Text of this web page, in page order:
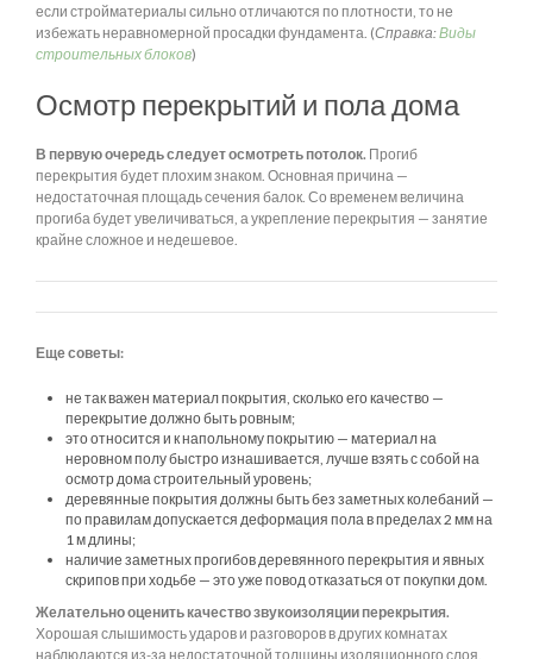
если стройматериалы сильно отличаются по плотности, то не
избежать неравномерной просадки фундамента. (Справка:Виды
строительных блоков)
Осмотр перекрытий и пола дома
В первую очередь следует осмотреть потолок. Прогиб
перекрытия будет плохим знаком. Основная причина —
недостаточная площадь сечения балок. Со временем величина
прогиба будет увеличиваться, а укрепление перекрытия — занятие
крайне сложное и недешевое.
Еще советы:
не так важен материал покрытия, сколько его качество —
перекрытие должно быть ровным;
это относится и к напольному покрытию — материал на
неровном полу быстро изнашивается, лучше взять с собой на
осмотр дома строительный уровень;
деревянные покрытия должны быть без заметных колебаний —
по правилам допускается деформация пола в пределах 2 мм на
1 м длины;
наличие заметных прогибов деревянного перекрытия и явных
скрипов при ходьбе — это уже повод отказаться от покупки дом.
Желательно оценить качество звукоизоляции перекрытия.
Хорошая слышимость ударов и разговоров в других комнатах
наблюдаются из-за недостаточной толщины изоляционного слоя,